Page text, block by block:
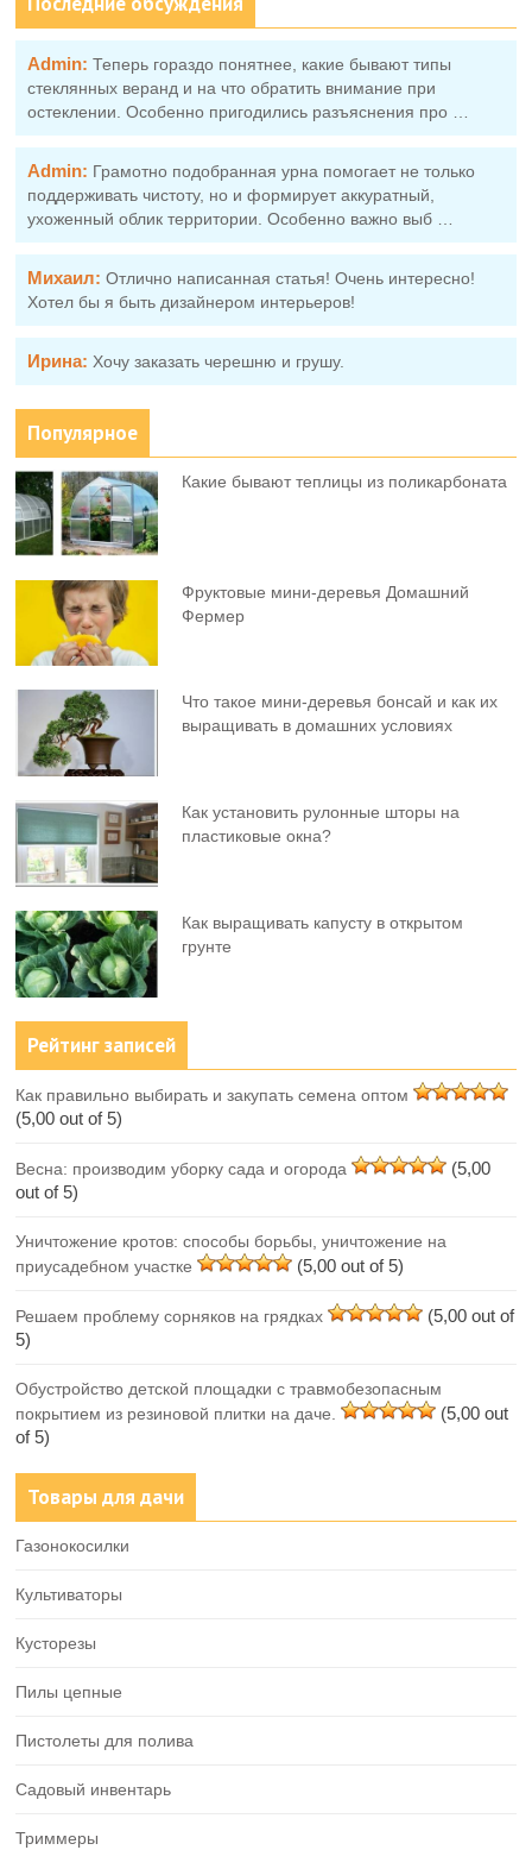
Admin: Теперь гораздо понятнее, какие бывают типы
стеклянных веранд и на что обратить внимание при
остеклении. Особенно пригодились разъяснения про …
Admin: Грамотно подобранная урна помогает не только
поддерживать чистоту, но и формирует аккуратный,
ухоженный облик территории. Особенно важно выб …
Михаил: Отлично написанная статья! Очень интересно!
Хотел бы я быть дизайнером интерьеров!
Ирина: Хочу заказать черешню и грушу.
Популярное
Какие бывают теплицы из поликарбоната
Фруктовыe мини-деревья Домашний
Фермер
Что такое мини-деревья бонсай и как их
выращивать в домашних условиях
Как установить рулонные шторы на
пластиковые окна?
Как выращивать капусту в открытом
грунте
Рейтинг записей
Как правильно выбирать и закупать семена оптом
(5,00 out of 5)
Весна: производим уборку сада и огорода
(5,00
out of 5)
Уничтожение кротов: способы борьбы, уничтожение на
приусадебном участке
(5,00 out of 5)
Решаем проблему сорняков на грядках
(5,00 out of
5)
Обустройство детской площадки с травмобезопасным
покрытием из резиновой плитки на даче.
(5,00 out
of 5)
Товары для дачи
Газонокосилки
Культиваторы
Кусторезы
Пилы цепные
Пистолеты для полива
Садовый инвентарь
Триммеры